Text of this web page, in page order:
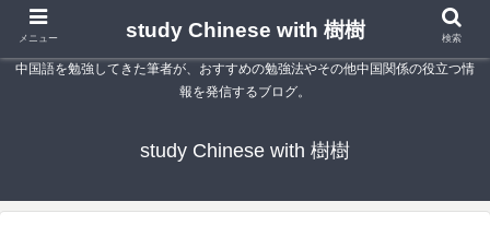
中国語を勉強してきた筆者が、おすすめの勉強法やその他中国関係の役立つ情
報を発信するブログ。
study Chinese with 樹樹
メニュー study Chinese with 樹樹 検索